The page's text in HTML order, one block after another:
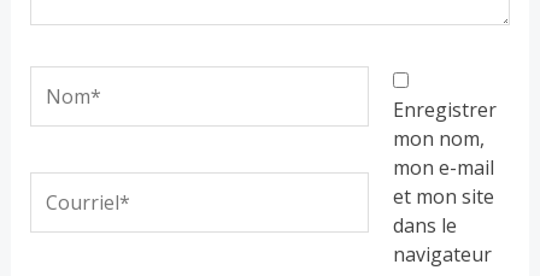
Enregistrer
mon nom,
mon e-mail
et mon site
dans le
navigateur